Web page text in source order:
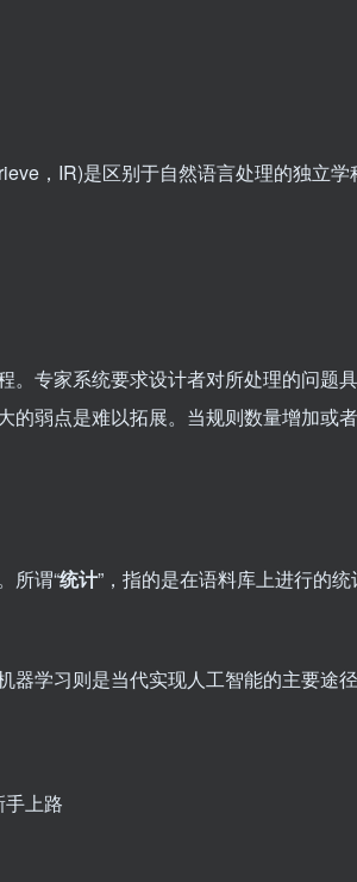
，IR)是区别于自然语言处理的独立
。专家系统要求设计者对所处理的问题
的弱点是难以拓展。当规则数量增加或
所谓“统计”，指的是在语料库上进行的统
学习则是当代实现人工智能的主要途径